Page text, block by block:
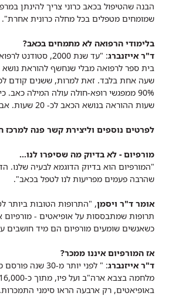
הבנה שהטיפול בכאב כרוני צריך להינתן
שמומחים מטפלים בכל מחלה כרונית אחרת".
בלימודי הרפואה לא מתמחים בכאב?
ד"ר אייזנברג
: "עד שנת 2000,
בית ספר לרפואה מבלי שנחשף להוראת
שעה אחת בלבד. זאת למרות, ששנים קודם
90% ממפגשי רופא-חולה עולה המילה
שעות ההוראה בנושא הכאב לכ- 20 שעות. אבל זוהי טיפה בים".
לפרטים נ​וספים וליצירת קשר פנה
מורפיום - לא בדיוק מה שסיפרו לנו...
"המורפיום הוא בדיוק הדוגמא לבעיה שלנו.
שהרבה פעמים מפריעות לנו לטפל בכאב".
אומר ד"ר ויסמן, "התרופות הטובות ביותר
תרופות שמתבססות על אופיאטים - מורפיום
כשאנשים שומעים מורפיום הם מיד חושבים
אז המורפיום איננו ממכר?
ד"ר אייזנברג
: " לפני יותר מ-30
באופיאטים, רק ארבעה הראו סימני